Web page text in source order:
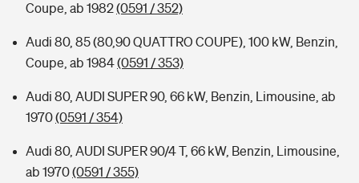
Coupe, ab 1982(0591 / 352)
Audi 80, 85 (80,90 QUATTRO COUPE), 100 kW, Benzin,
Coupe, ab 1984(0591 / 353)
Audi 80, AUDI SUPER 90, 66 kW, Benzin, Limousine, ab
1970(0591 / 354)
Audi 80, AUDI SUPER 90/4 T, 66 kW, Benzin, Limousine,
ab 1970(0591 / 355)